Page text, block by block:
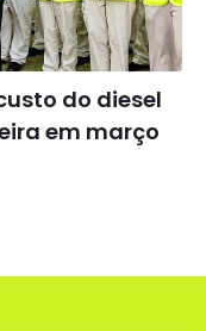
do diesel
em março